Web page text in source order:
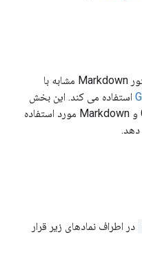
(GFM) استفاده می کند. این بخش
تفاوت های بین نحو GFM Markdown و Markdown مورد استفاده
در اطراف نمادهای زیر قرار